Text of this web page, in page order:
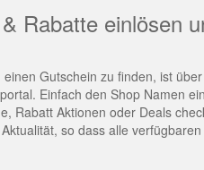
Rabatte einlösen
Gutschein zu finden, ist
Einfach den Shop Namen
Rabatt Aktionen oder Deals
so dass alle